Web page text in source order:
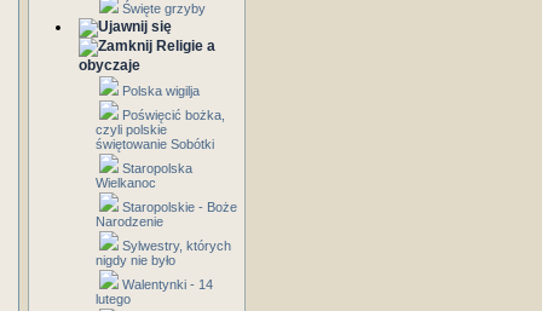
Święte grzyby
Religie a
obyczaje
Polska wigilja
Poświęcić bożka,
czyli polskie
świętowanie Sobótki
Staropolska
Wielkanoc
Staropolskie - Boże
Narodzenie
Sylwestry, których
nigdy nie było
Walentynki - 14
lutego